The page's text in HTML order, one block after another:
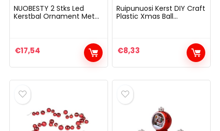
NUOBESTY 2 Stks Led
Kerstbal Ornament Met
Xmas Feestartikelen
€17,54
Ruipunuosi Kerst DIY Craft
Plastic Xmas Ball
Gift Decoratie
€8,33